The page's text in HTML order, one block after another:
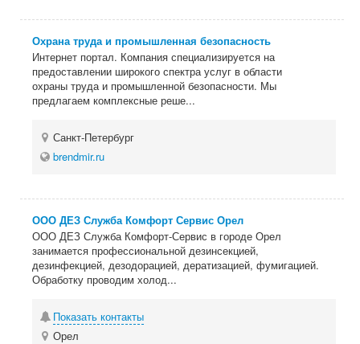
Охрана труда и промышленная безопасность
Интернет портал. Компания специализируется на
предоставлении широкого спектра услуг в области
охраны труда и промышленной безопасности. Мы
предлагаем комплексные реше...
Санкт-Петербург
brendmir.ru
ООО ДЕЗ Служба Комфорт Сервис Орел
ООО ДЕЗ Служба Комфорт-Сервис в городе Орел
занимается профессиональной дезинсекцией,
дезинфекцией, дезодорацией, дератизацией, фумигацией.
Обработку проводим холод...
Показать контакты
Орел